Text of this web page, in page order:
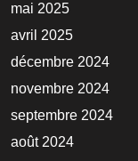
mai 2025
avril 2025
décembre 2024
novembre 2024
septembre 2024
août 2024